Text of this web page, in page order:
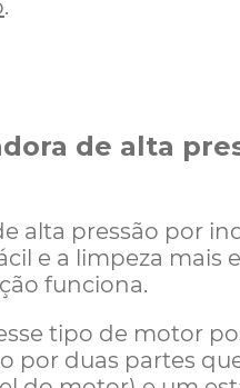
.
de alta
alta pressão por
e a limpeza mais
funciona.
tipo de motor
por duas partes